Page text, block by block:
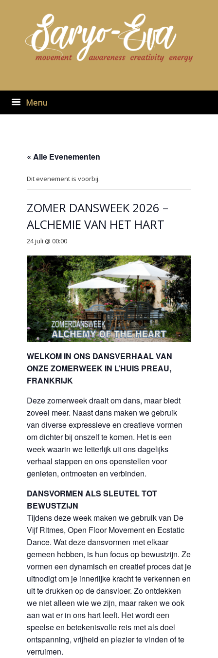
Menu
« Alle Evenementen
Dit evenement is voorbij.
ZOMER DANSWEEK 2026 –
ALCHEMIE VAN HET HART
24 juli @ 00:00
WELKOM IN ONS DANSVERHAAL VAN
ONZE ZOMERWEEK IN L’HUIS PREAU,
FRANKRIJK
Deze zomerweek draait om dans, maar biedt
zoveel meer. Naast dans maken we gebruik
van diverse expressieve en creatieve vormen
om dichter bij onszelf te komen. Het is een
week waarin we letterlijk uit ons dagelijks
verhaal stappen en ons openstellen voor
genieten, ontmoeten en verbinden.
DANSVORMEN ALS SLEUTEL TOT
BEWUSTZIJN
Tijdens deze week maken we gebruik van De
Vijf Ritmes, Open Floor Movement en Ecstatic
Dance. Wat deze dansvormen met elkaar
gemeen hebben, is hun focus op bewustzijn. Ze
vormen een dynamisch en creatief proces dat je
uitnodigt om je innerlijke kracht te verkennen en
uit te drukken op de dansvloer. Zo ontdekken
we niet alleen wie we zijn, maar raken we ook
aan wat er in ons hart leeft. Het wordt een
speelse en betekenisvolle reis met als doel
ontspanning, vrijheid en plezier te vinden of te
verruimen.